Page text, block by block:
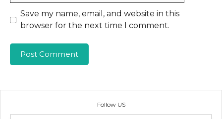
Save my name, email, and website in this
browser for the next time I comment.
Follow US